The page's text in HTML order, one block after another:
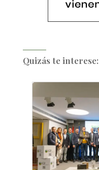
Quizás te interese: